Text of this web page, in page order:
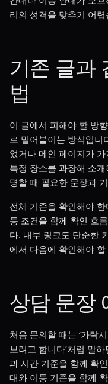
리의 성격을 맞추기 어렵
기존 글과
법
이 글에서 피해야 할 방
로 밀어붙이는 방식입니
었거나 메인 페이지가
특정 장소를 과장해 소
명할 때 필요한 문장과
전체 기준을 확인해야 한
동 조건을 함께 확인 흐
다. 내부 링크도 단순한
에서 다음에 확인해야
상담 문장
처음 문의할 때는 ‘가락
보려고 합니다’처럼 말
과 시간 기준을 함께 확
대와 이동 기준을 함께